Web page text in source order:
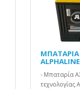
ΜΠΑΤΑΡΙΑ
- Μπαταρία
τεχνολογίας